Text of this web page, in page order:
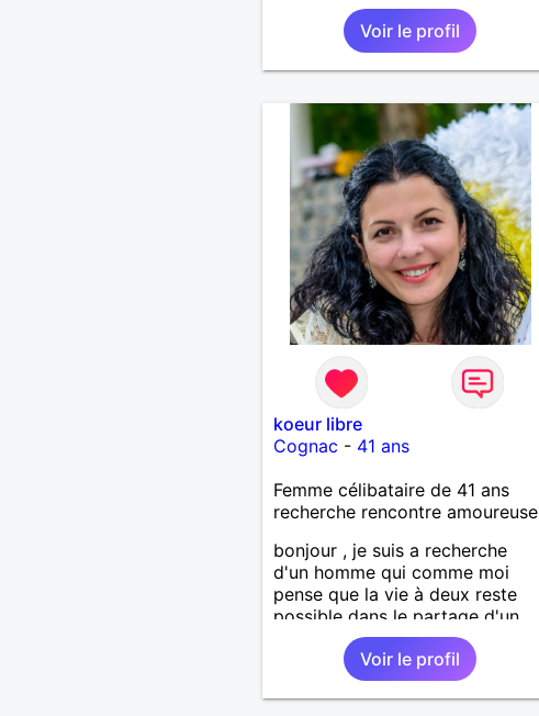
Voir le profil
koeur libre
Cognac - 41 ans
Femme célibataire de 41 ans
recherche rencontre amoureuse
bonjour , je suis a recherche
d'un homme qui comme moi
pense que la vie à deux reste
possible dans le partage d'un
sentiment sincère dans la
compréhension, l'échange,
l'écoute et la tolérance alors
n'hésite pas je suis celle qu'il te
Voir le profil